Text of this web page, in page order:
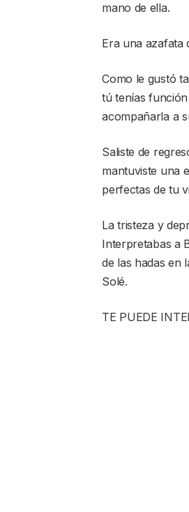
mano de ella.
Era una azafata
Como le gustó
tú tenías
acompañarla a
Saliste de
mantuviste una
perfectas de tu
La tristeza y
Interpretabas a
de las hadas en
Solé.
TE PUEDE